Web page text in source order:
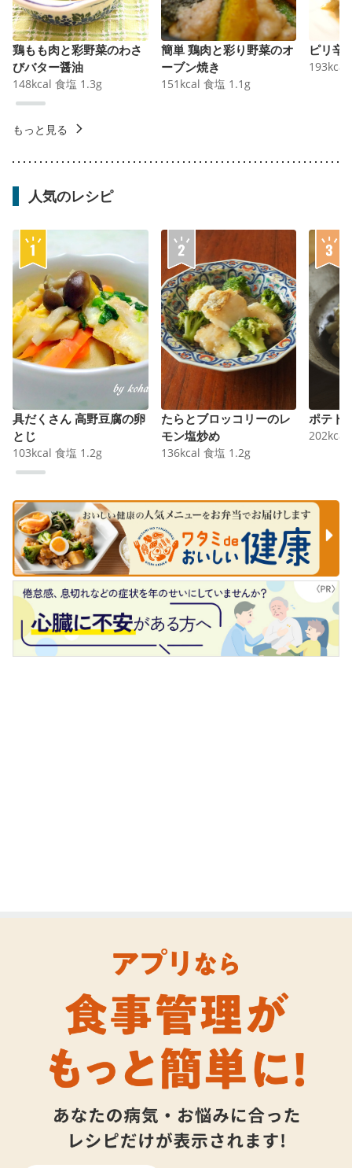
鶏もも肉と彩野菜のわさ
びバター醤油
148kcal 食塩 1.3g
簡単 鶏肉と彩り野菜のオ
ーブン焼き
151 kcal 食塩 1.1 g
ピリ辛
193kcal
もっと見る
人気のレシピ
具だくさん 高野豆腐の卵
とじ
103kcal 食塩 1.2g
たらとブロッコリーのレ
モン塩炒め
136kcal 食塩 1.2g
ポテト
202kcal